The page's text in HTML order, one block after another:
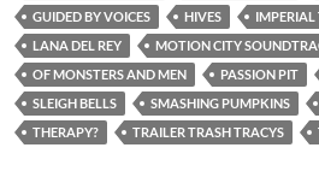
GUIDED BY VOICES
HIVES IMPERIAL
LANA DEL REY
MOTION CITY
OF MONSTERS AND MEN
PASSION PIT
SLEIGH BELLS
SMASHING PUMPKINS
THERAPY?
TRAILER TRASH TRACYS